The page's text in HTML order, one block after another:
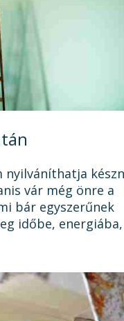
nyilváníthatja
vár még önre a
bár egyszerűnek
időbe,